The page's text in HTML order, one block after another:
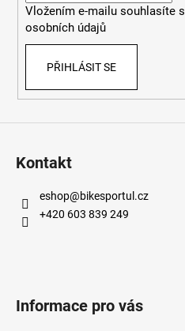
Vložením e-mailu souhlasíte s
osobních údajů
PŘIHLÁSIT SE
Kontakt
eshop@bikesportul.cz
+420 603 839 249
Informace pro vás